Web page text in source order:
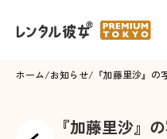
ホーム/お知らせ/ 『加藤里沙』
『加藤里沙』